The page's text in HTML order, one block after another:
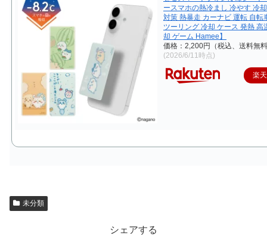
ースマホの熱冷まし 冷やす 冷
対策 熱暴走 カーナビ 運転 自転
ツーリング 冷却 ケース 発熱 高
却 ゲーム Hamee】
価格：2,200円（税込、送料無
(2026/6/11時点)
楽
未分類
シェアする